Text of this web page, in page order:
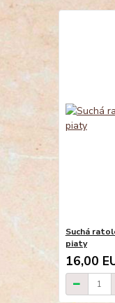
Suchá
piaty
16,00